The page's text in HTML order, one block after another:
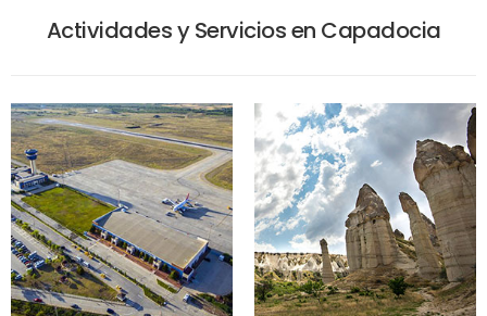
Actividades y Servicios en Capadocia